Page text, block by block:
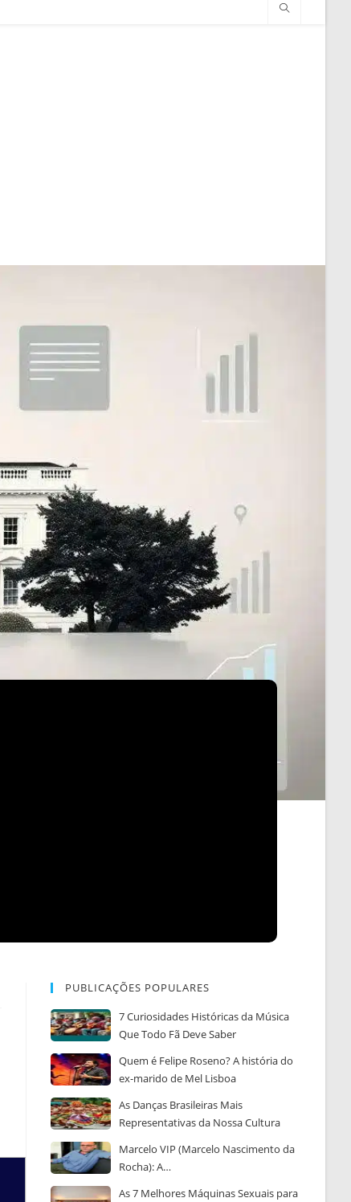
PUBLICAÇÕES POPULARES
7 Curiosidades Históricas da Música
Que Todo Fã Deve Saber
Quem é Felipe Roseno? A história do
ex-marido de Mel Lisboa
As Danças Brasileiras Mais
Representativas da Nossa Cultura
Marcelo VIP (Marcelo Nascimento da
Rocha): A…
As 7 Melhores Máquinas Sexuais para